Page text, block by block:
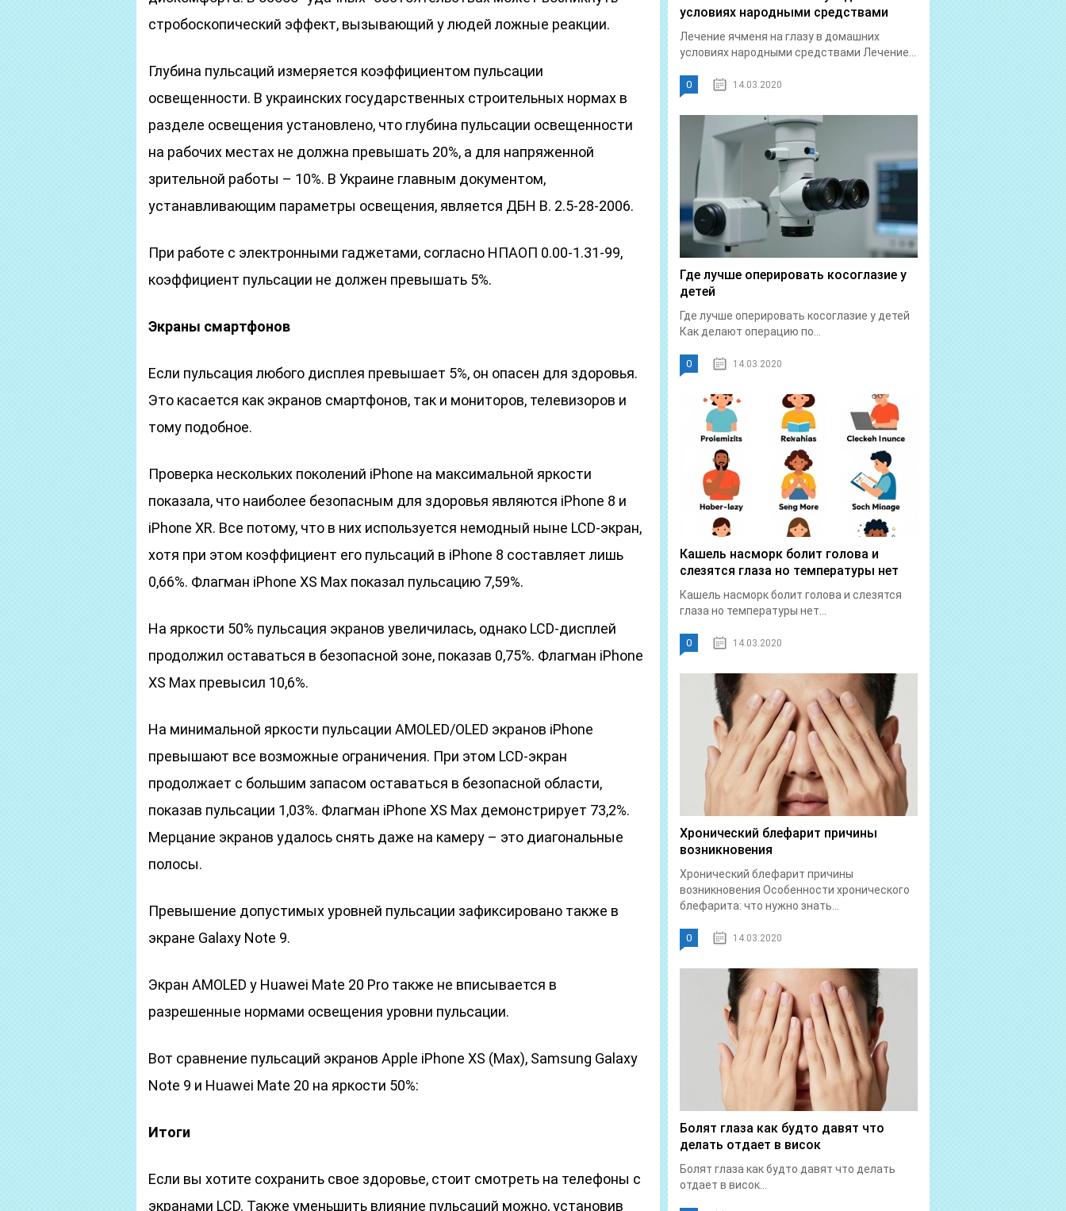
стробоскопический эффект, вызывающий у людей ложные реакции.
Глубина пульсаций измеряется коэффициентом пульсации
освещенности. В украинских государственных строительных нормах в
разделе освещения установлено, что глубина пульсации освещенности
на рабочих местах не должна превышать 20%, а для напряженной
зрительной работы – 10%. В Украине главным документом,
устанавливающим параметры освещения, является ДБН В. 2.5-28-2006.
При работе с электронными гаджетами, согласно НПАОП 0.00-1.31-99,
коэффициент пульсации не должен превышать 5%.
Экраны смартфонов
Если пульсация любого дисплея превышает 5%, он опасен для здоровья.
Это касается как экранов смартфонов, так и мониторов, телевизоров и
тому подобное.
Проверка нескольких поколений iPhone на максимальной яркости
показала, что наиболее безопасным для здоровья являются iPhone 8 и
iPhone XR. Все потому, что в них используется немодный ныне LCD-экран,
хотя при этом коэффициент его пульсаций в iPhone 8 составляет лишь
0,66%. Флагман iPhone XS Max показал пульсацию 7,59%.
На яркости 50% пульсация экранов увеличилась, однако LCD-дисплей
продолжил оставаться в безопасной зоне, показав 0,75%. Флагман iPhone
XS Max превысил 10,6%.
На минимальной яркости пульсации AMOLED/OLED экранов iPhone
превышают все возможные ограничения. При этом LCD-экран
продолжает с большим запасом оставаться в безопасной области,
показав пульсации 1,03%. Флагман iPhone XS Max демонстрирует 73,2%.
Мерцание экранов удалось снять даже на камеру – это диагональные
полосы.
Превышение допустимых уровней пульсации зафиксировано также в
экране Galaxy Note 9.
Экран AMOLED у Huawei Mate 20 Pro также не вписывается в
разрешенные нормами освещения уровни пульсации.
Вот сравнение пульсаций экранов Apple iPhone XS (Max), Samsung Galaxy
Note 9 и Huawei Mate 20 на яркости 50%:
Итоги
Если вы хотите сохранить свое здоровье, стоит смотреть на телефоны с
экранами LCD. Также уменьшить влияние пульсаций можно, установив
условиях народными средствами
Лечение ячменя на глазу в домашних
условиях народными средствами Лечение...
0 14.03.2020
Где лучше оперировать косоглазие у
детей
Где лучше оперировать косоглазие у детей
Как делают операцию по...
0 14.03.2020
Кашель насморк болит голова и
слезятся глаза но температуры нет
Кашель насморк болит голова и слезятся
глаза но температуры нет...
0 14.03.2020
Хронический блефарит причины
возникновения
Хронический блефарит причины
возникновения Особенности хронического
блефарита: что нужно знать...
0 14.03.2020
Болят глаза как будто давят что
делать отдает в висок
Болят глаза как будто давят что делать
отдает в висок...